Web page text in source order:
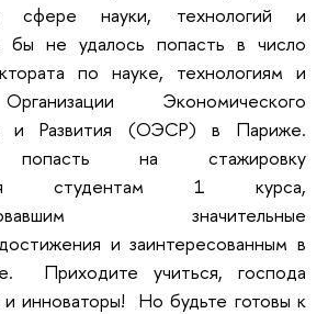
сфере науки, технологий и
бы не удалось попасть в число
по науке, технологиям и
Экономического
и Развития (ОЭСР) в Париже.
попасть на стажировку
студентам 1 курса,
значительные
и заинтересованным в
Приходите учиться, господа
инноваторы! Но будьте готовы к